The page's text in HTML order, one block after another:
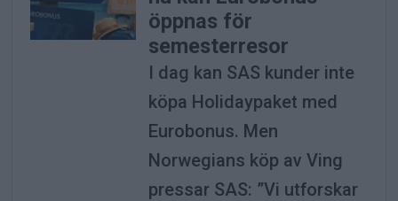
öppnas för
semesterresor
I dag kan SAS kunder inte
köpa Holidaypaket med
Eurobonus. Men
Norwegians köp av Ving
pressar SAS: ”Vi utforskar